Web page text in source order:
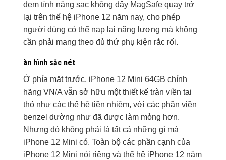
đem tính năng sạc không dây MagSafe quay trở
lại trên thế hệ iPhone 12 năm nay, cho phép
người dùng có thể nạp lại năng lượng mà không
cần phải mang theo đủ thứ phụ kiện rắc rối.
àn hình sắc nét
Ở phía mặt trước, iPhone 12 Mini 64GB chính
hãng VN/A vẫn sở hữu một thiết kế tràn viền tai
thỏ như các thế hệ tiền nhiệm, với các phần viền
benzel dường như đã được làm mỏng hơn.
Nhưng đó không phải là tất cả những gì mà
iPhone 12 Mini có. Toàn bộ các phần cạnh của
iPhone 12 Mini nói riêng và thế hệ iPhone 12 năm